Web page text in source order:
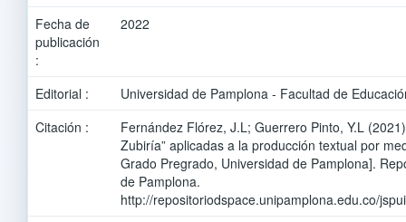
Fecha de
publicación
:
2022
Editorial :
Universidad de Pamplona - Facultad de
Citación :
Fernández Flórez, J.L; Guerrero Pinto, Y.L
Zubiría” aplicadas a la producción textual por
Grado Pregrado, Universidad de Pamplona].
de Pamplona.
http://repositoriodspace.unipamplona.edu.co/